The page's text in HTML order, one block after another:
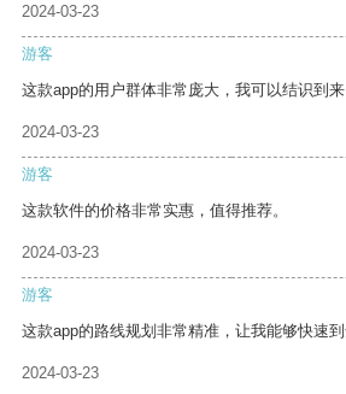
2024-03-23
游客
这款app的用户群体非常庞大，我可以结识到来
2024-03-23
游客
这款软件的价格非常实惠，值得推荐。
2024-03-23
游客
这款app的路线规划非常精准，让我能够快速到
2024-03-23